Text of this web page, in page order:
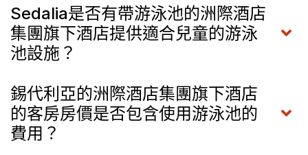
Sedalia是否有帶游泳池的洲際酒店
集團旗下酒店提供適合兒童的游泳
池設施？
錫代利亞的洲際酒店集團旗下酒店
的客房房價是否包含使用游泳池的
費用？